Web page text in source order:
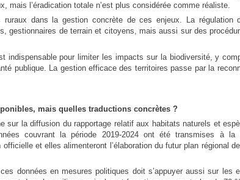
mais l’éradication totale n’est plus considérée comme réaliste.
dans la gestion concrète de ces enjeux. La régulation
gestionnaires de terrain et citoyens, mais aussi sur des
indispensable pour limiter les impacts sur la biodiversité, y
publique. La gestion efficace des territoires passe par la
mais quelles traductions concrètes ?
sur la diffusion du rapportage relatif aux habitats naturels et
couvrant la période 2019-2024 ont été transmises à la
et elles alimenteront l’élaboration du futur plan régional
données en mesures politiques doit s’appuyer aussi sur les